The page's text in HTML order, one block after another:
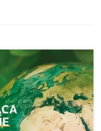
ludzi” już 5 września w